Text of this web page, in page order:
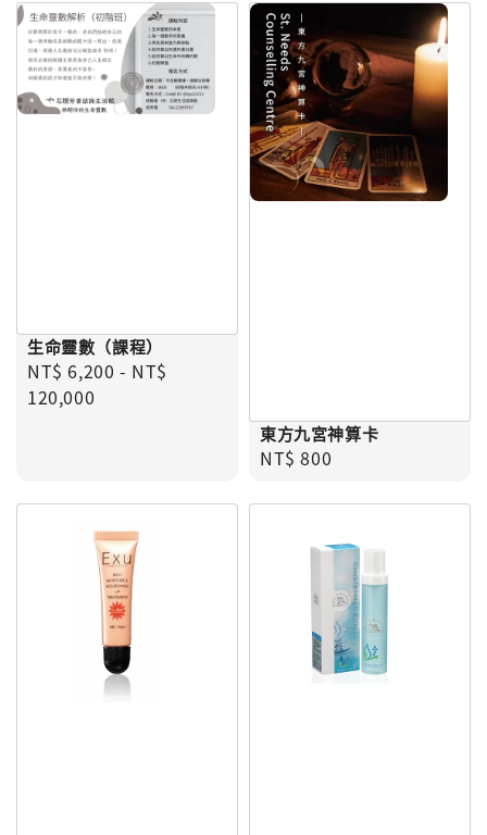
生命靈數（課程）
Regular price
NT$ 6,200 - NT$
120,000
東方九宮神算卡
Regular price
NT$ 800